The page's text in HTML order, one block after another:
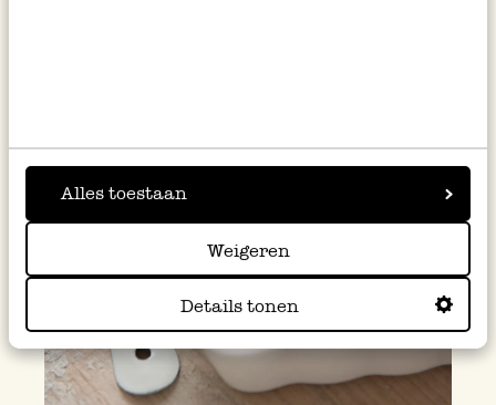
Alles toestaan
Weigeren
Details tonen